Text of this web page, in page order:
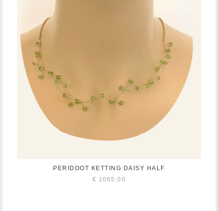
PERIDOOT KETTING DAISY HALF
€ 1065,00